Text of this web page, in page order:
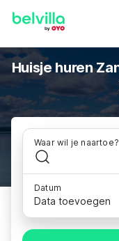
Huisje huren
Waar wil je naartoe?
Datum
Data toevoegen